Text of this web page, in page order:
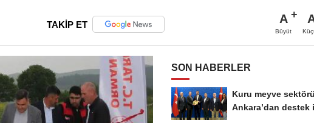
TAKİP ET A
Büyüt
SON HABERLER
Kuru meyve sektörü
Ankara’dan destek